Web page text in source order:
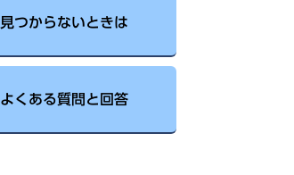
見つからないときは
よくある質問と回答